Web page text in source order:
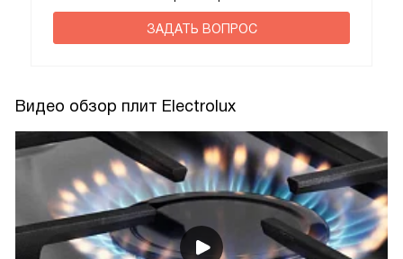
ЗАДАТЬ ВОПРОС
Видео обзор плит Electrolux